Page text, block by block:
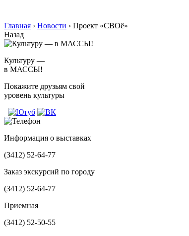
Главная › Новости › Проект «СВОё»
Назад
Культуру —
в МАССЫ!
Покажите друзьям свой
уровень культуры
Информация о выставках
(3412) 52-64-77
Заказ экскурсий по городу
(3412) 52-64-77
Приемная
(3412) 52-50-55